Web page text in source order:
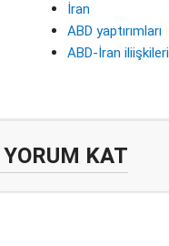
İran
ABD yaptırımları
ABD-İran iliişkileri
YORUM KAT